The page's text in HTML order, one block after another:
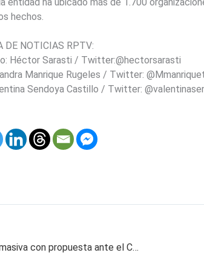
hechos.
DE NOTICIAS RPTV:
Héctor Sarasti / Twitter:@hectorsarasti
Manrique Rugeles / Twitter:
Sendoya Castillo / Twitter:
Fiscal ataja excarcelación masiva con propuesta ante el Congreso